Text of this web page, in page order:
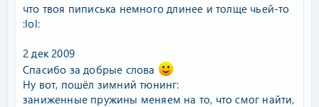
что твоя пиписька немного длинее и толще чьей-то
:lol:
2 дек 2009
Спасибо за добрые слова
Ну вот, пошёл зимний тюнинг:
заниженные пружины меняем на то, что смог найти,